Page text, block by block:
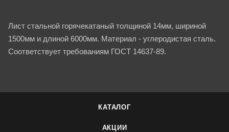
Лист стальной горячекатаный толщиной 14мм, шириной
1500мм и длиной 6000мм. Материал - углеродистая сталь.
Соответствует требованиям ГОСТ 14637-89.
КАТАЛОГ
АКЦИИ